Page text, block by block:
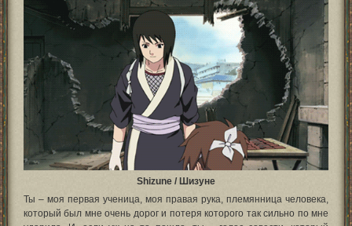
Shizune / Шизуне
Ты – моя первая ученица, моя правая рука, племянница человека,
который был мне очень дорог и потеря которого так сильно по мне